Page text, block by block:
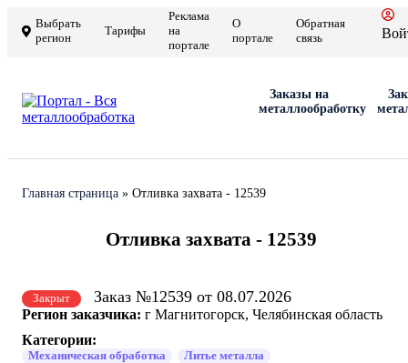
Выбрать
регион
Тарифы
Реклама
на
портале
О
портале
Обратная
связь
Заказы на
металлообработку
Главная страница » Отливка захвата - 12539
Отливка захвата - 12539
Закрыт Заказ №12539 от 08.07.2026
Регион заказчика: г Магнитогорск, Челябинская область
Категории:
Механическая обработка
Литье металла